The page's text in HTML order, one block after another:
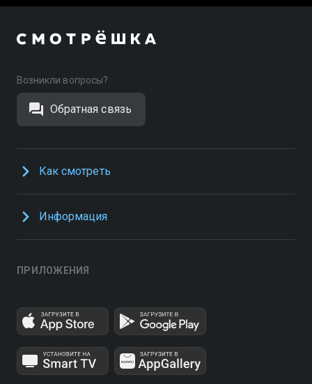
Возникли вопросы?
Обратная связь
Как смотреть
Информация
ПРИЛОЖЕНИЯ